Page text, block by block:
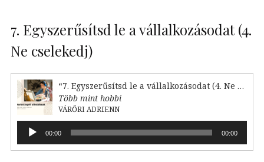
7. Egyszerűsítsd le a vállalkozásodat (4.
Ne cselekedj)
“7. Egyszerűsítsd le a vállalkozásodat (4. Ne cselekedj)”
Több mint hobbi
VÁRŐRI ADRIENN
Audió
lejátszó00:00 00:00